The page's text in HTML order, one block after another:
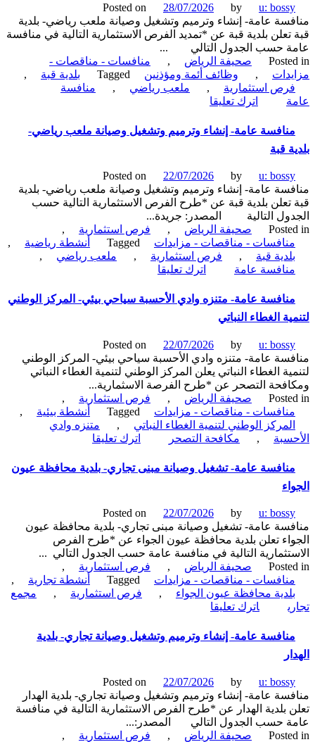
وصيانة
أنشطة
سياحية-
بلدية
محافظة
رفحاء
Posted on 28/07/2026 by
u:
عامة- إنشاء وترميم وتشغيل وصيانة ملعب رياضي- بلدية
بلدية قبة عن *تمديد الفرص الاستثمارية التالية في منافسة
حسب الجدول التالي ...
صحيفة الرياض ,
منافسات - مناقصات -
, وظائف أئمة ومؤذنين Tagged بلدية قبة
,
استثمارية
, ملعب رياضي ,
منافسة
اترك تعليقاon
عامة-
إنشاء
وصيانة
ملعب
رياضي-
بلدية
قبة
عامة- إنشاء وترميم وتشغيل وصيانة ملعب رياضي-
قبة
Posted on 22/07/2026 by
u:
عامة- إنشاء وترميم وتشغيل وصيانة ملعب رياضي- بلدية
بلدية قبة عن *طرح الفرص الاستثمارية التالية حسب
التالية المصدر: جريدة...
صحيفة الرياض , فرص استثمارية
,
- مناقصات - مزايدات
Tagged أنشطة رياضية
,
قبة
, فرص استثمارية , ملعب رياضي
,
عامة
اترك تعليقاon
عامة-
إنشاء
وصيانة
ملعب
رياضي-
بلدية
قبة
عامة- متنزه وادي الأحسبة سياحي بيئي- المركز الوطني
الغطاء النباتي
Posted on 22/07/2026 by
u:
عامة- متنزه وادي الأحسبة سياحي بيئي- المركز الوطني
الغطاء النباتي يعلن المركز الوطني لتنمية الغطاء النباتي
التصحر عن *طرح الفرصة الاسثمارية...
صحيفة الرياض , فرص استثمارية
,
- مناقصات - مزايدات
Tagged أنشطة بيئية
,
الوطني لتنمية الغطاء النباتي
,
متنزه وادي
, مكافحة التصحر اترك تعليقاon
عامة-
متنزه
سياحي
بيئي-
المركز
الوطني
لتنمية
الغطاء
النباتي
عامة- تشغيل وصيانة مبنى تجاري- بلدية محافظة عيون
Posted on 22/07/2026 by
u:
عامة- تشغيل وصيانة مبنى تجاري- بلدية محافظة عيون
تعلن بلدية محافظة عيون الجواء عن *طرح الفرص
التالية في منافسة عامة حسب الجدول التالي ...
صحيفة الرياض , فرص استثمارية
,
- مناقصات - مزايدات
Tagged أنشطة تجارية
,
محافظة عيون الجواء
, فرص استثمارية ,
مجمع
اترك تعليقاon
عامة-
تشغيل
تجاري-
بلدية
محافظة
عيون
الجواء
عامة- إنشاء وترميم وتشغيل وصيانة تجاري- بلدية
Posted on 22/07/2026 by
u:
عامة- إنشاء وترميم وتشغيل وصيانة تجاري- بلدية الهدار
بلدية الهدار عن *طرح الفرص الاستثمارية التالية في منافسة
حسب الجدول التالي المصدر:...
صحيفة الرياض , فرص استثمارية ,